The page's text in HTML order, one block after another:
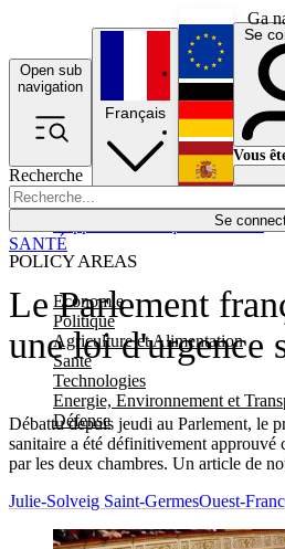
Ga
Open sub
navigation
Recherche
Se
POLICY AREAS
Economie
Politique
Agriculture et Alimentation
Santé
Technologies
Energie, Environnement et
Défense
Économie
Français
English
Deutsch
Se
Vous
Le Parlement
une loi d'urgence
Débattu depuis jeudi au Parlement, le
sanitaire a été définitivement approuvé
par les deux chambres. Un article de
SANTÉ
Julie-Solveig Saint-GermesOuest-